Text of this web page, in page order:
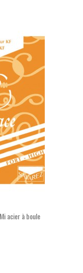
acier à boule